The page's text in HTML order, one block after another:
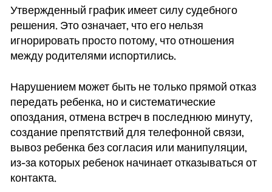
Утвержденный график имеет силу судебного
решения. Это означает, что его нельзя
игнорировать просто потому, что отношения
между родителями испортились.
Нарушением может быть не только прямой отказ
передать ребенка, но и систематические
опоздания, отмена встреч в последнюю минуту,
создание препятствий для телефонной связи,
вывоз ребенка без согласия или манипуляции,
из-за которых ребенок начинает отказываться от
контакта.